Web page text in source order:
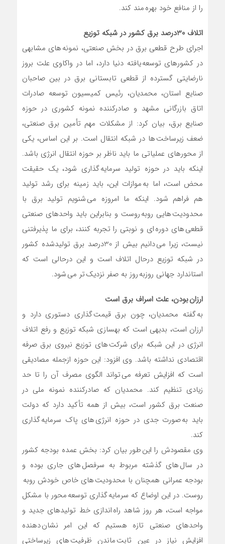
را از منافع خود بهره مند کند.
اتلاف 30درصد برق کشور در شبکه توزیع
اجرای طرح قطعی برق در بخش صنعتی، نمونه های مشابهی
در کشورهای توسعه یافته دنیا دارد، اما در واکاوی علت بروز
نارضایتی گسترده از قطعی تابستانی برق در بین صاحبان
صنایع استان، محمدیان، رئیس کمیسیون توسعه صادرات
اتاق بازرگانی مشهد و صادرکننده نمونه کشوری در حوزه
صنایع برق، بیان کرد: از مشکلات مهم تأمین برق صنعتی،
ضعف زیرساخت ها در شبکه انتقال است. بر این اساس، یکی
از محورهای عملیاتی ما باید ناظر بر حوزه انتقال انرژی باشد.
اینکه باید در حوزه تولید سرمایه گذاری شود، یک حقیقت
محض است، اما به موازات این، باید زمینه برای رشد تولید
هم فراهم شود. اینکه ما امروزه می شنویم تولید برق با
محدودیت هایی روبه روست و بنابراین باید واحدهای صنعتی
قطعی های دوره ای و نوبتی را تجربه کنند، برای ما پذیرفتنی
نیست، زیرا می دانیم بیش از 30درصد برق تولیدشده کشور
در شبکه توزیع درحال اتلاف است و این درحالی است که
استاندارد جهانی روزبه روز به صفر نزدیک تر می شود.
ارزان بودن، علت اسراف برق است
به گفته محمدیان، چون برق قیمت گذاری دستوری دارد و
ارزان است، بدیهی است که بهسازی شبکه توزیع و رفع اتلاف
انرژی در این شبکه برای شرکت های توزیع نیروی برق صرفه
اقتصادی نداشته باشد. وی افزود: این حوزه ازجمله مصادیقی
است که افزایش تعرفه می تواند الگوی مصرف آن را تا حد
زیادی تنظیم کند. محمدیان که صادرکننده نمونه ملی در
صنعت برق کشور است، بیش از همه تأکید دارد که دولت
باید به صورت جدی در حوزه انرژی های پاک سرمایه گذاری
کند.
وی مقصودش را این طور بیان کرد: بخش عمده بودجه کشور
در سال های گذشته مربوط به سرفصل های جاری بوده و
بودجه عمرانی همچنان با محدودیت های خاص خودش روبه
روست. در این اوضاع که سرمایه گذاری توسعه محور با مشکل
مواجه است، هر روز شاهد راه اندازی خط تولیدهای جدید و
واحدهای صنعتی تازه هستیم که این امر نشان دهنده
افزایش نیاز در عین ثابت ماندن ظرفیت های زیرساختی